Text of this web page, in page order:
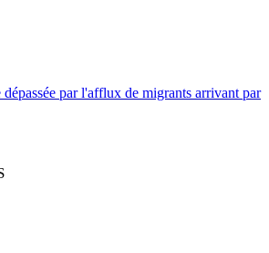
par l'afflux de migrants arrivant par